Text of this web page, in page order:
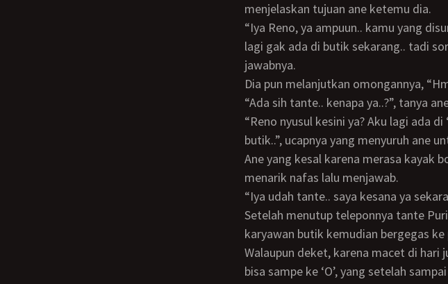
menjelaskan tujuan ane ketemu dia.
“Iya Reno, ya ampuun.. kamu yang disuruh anterin dokumen aku ya..? aduh maaf aku
lagi gak ada di butik sekarang.. tadi
jawabnya.
Dia pun melanjutkan omongannya,
“Ada sih tante.. kenapa ya..?”, tanya
“Reno nyusul kesini ya? Aku lagi ada di ‘O’ nih.. tempatnya gak gitu jauh kok dari
butik..”, ucapnya yang menyuruh ane
Ane yang kesal karena merasa kayak bola ping pong disuruh kesana kemari, sambil
menarik nafas lalu menjawab.
“Iya udah tante.. saya kesana ya
Setelah menutup teleponnya tante Puri, ane mengucapkan terima kasih ke para
karyawan butik kemudian bergegas
Walaupun deket, karena macet di hari jum’at, ane butuh waktu sekitar 30 menit buat
bisa sampe ke ‘O’, yang setelah